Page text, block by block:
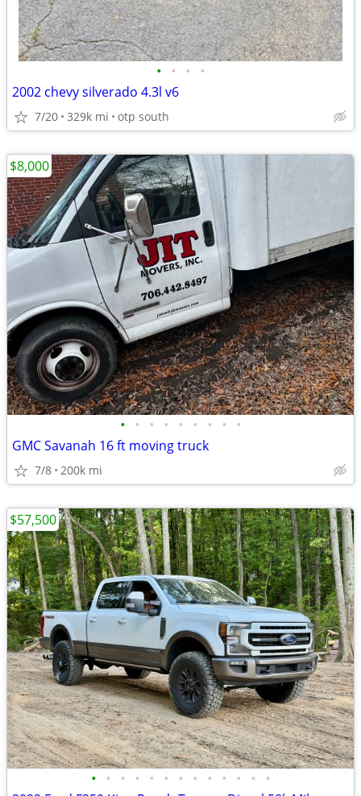
• • • •
2002 chevy silverado 4.3l v6
7/20 329k mi otp south
• • • • • • • • •
GMC Savanah 16 ft moving truck
7/8 200k mi
$8,000
• • • • • • • • • • • • •
$57,500